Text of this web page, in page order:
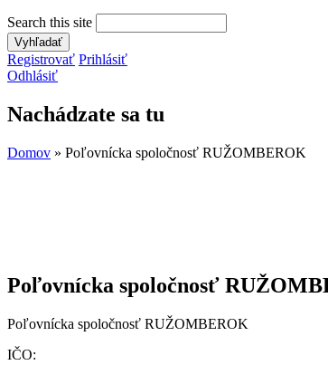
Search this site
Registrovať Prihlásiť
Odhlásiť
Nachádzate sa tu
Domov » Poľovnícka spoločnosť RUŽOMBEROK
Poľovnícka spoločnosť
Poľovnícka spoločnosť RUŽOMBEROK
IČO: